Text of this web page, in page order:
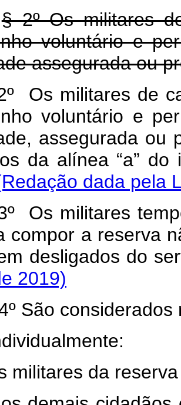
§ 2º Os militares
voluntário e
assegurada ou
Os militares de
voluntário e
assegurada ou
da alínea “a”
dada pela
Os militares
compor a reserva
desligados
2019)
São
militares da